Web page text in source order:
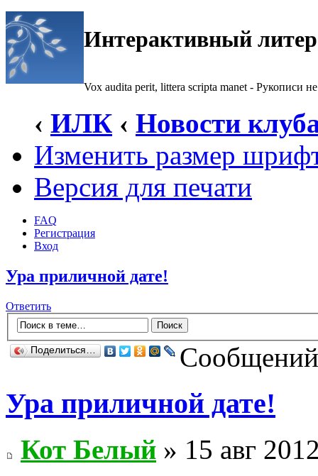
Интерактивный
Vox audita perit, littera scripta manet - Рукописи не
‹ ИЛК ‹ Новости
Изменить размер
Версия для печати
FAQ
Регистрация
Вход
Ура приличной дате!
Ответить
Поделиться…
Ура приличной дате!
Кот Белый » 15 авг